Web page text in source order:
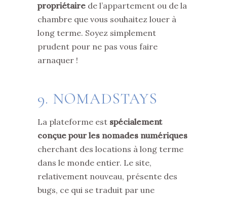
propriétaire de l’appartement ou de la
chambre que vous souhaitez louer à
long terme. Soyez simplement
prudent pour ne pas vous faire
arnaquer !
9. NOMADSTAYS
La plateforme est spécialement
conçue pour les nomades numériques
cherchant des locations à long terme
dans le monde entier. Le site,
relativement nouveau, présente des
bugs, ce qui se traduit par une